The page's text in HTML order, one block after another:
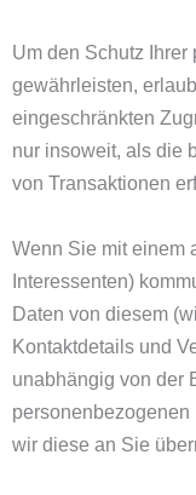
Um den Schutz
gewährleisten,
eingeschränkten
nur insoweit, als die
von Transaktionen
Wenn Sie mit einem
Interessenten)
Daten von diesem
Kontaktdetails und
unabhängig von der
wir diese an Sie